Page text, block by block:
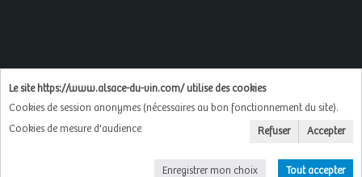
L'abus d'alcool est dangereux pour la santé, à
consommer avec modération
Copyright © 2026
Le site https://www.alsace-du-vin.com/ utilise des cookies
Cookies de session anonymes (nécessaires au bon fonctionnement du site).
Cookies de mesure d'audience
Refuser Accepter
Enregistrer mon choix Tout accepter